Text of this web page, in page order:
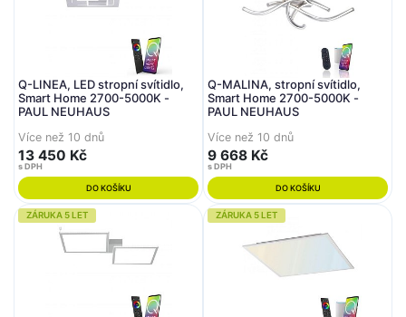
Q-LINEA, LED stropní svítidlo,
Smart Home 2700-5000K -
PAUL NEUHAUS
Více než 10 dnů
13 450 Kč
s DPH
DO KOŠÍKU
Q-MALINA, stropní svítidlo,
Smart Home 2700-5000K -
PAUL NEUHAUS
Více než 10 dnů
9 668 Kč
s DPH
DO KOŠÍKU
ZÁRUKA 5 LET ZÁRUKA 5 LET